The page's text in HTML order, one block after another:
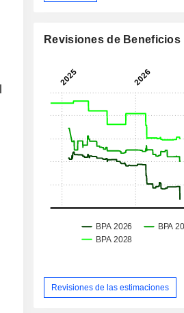
Revisiones de Beneficios
Revisiones de las estimaciones